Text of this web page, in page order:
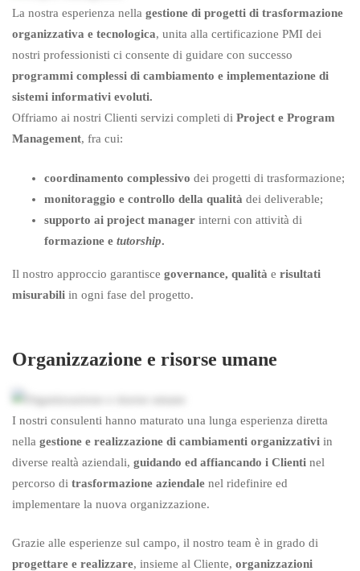
La nostra esperienza nella gestione di progetti di trasformazione
organizzativa e tecnologica, unita alla certificazione PMI dei
nostri professionisti ci consente di guidare con successo
programmi complessi di cambiamento e implementazione di
sistemi informativi evoluti.
Offriamo ai nostri Clienti servizi completi di Project e Program
Management, fra cui:
coordinamento complessivo dei progetti di trasformazione;
monitoraggio e controllo della qualità dei deliverable;
supporto ai project manager interni con attività di
formazione e tutorship.
Il nostro approccio garantisce governance, qualità e risultati
misurabili in ogni fase del progetto.
Organizzazione e risorse umane
I nostri consulenti hanno maturato una lunga esperienza diretta
nella gestione e realizzazione di cambiamenti organizzativi in
diverse realtà aziendali, guidando ed affiancando i Clienti nel
percorso di trasformazione aziendale nel ridefinire ed
implementare la nuova organizzazione.
Grazie alle esperienze sul campo, il nostro team è in grado di
progettare e realizzare, insieme al Cliente, organizzazioni